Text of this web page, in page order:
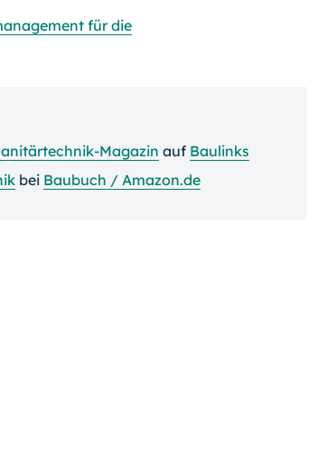
für die
Magazin auf Baulinks
bei Baubuch / Amazon.de